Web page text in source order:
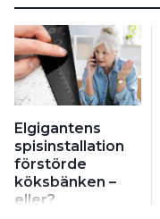
Elgigantens
spisinstallation
förstörde
köksbänken –
eller?